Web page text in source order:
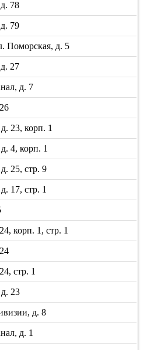
78
79
Поморская, д. 5
27
д. 7
23, корп. 1
4, корп. 1
25, стр. 9
17, стр. 1
корп. 1, стр. 1
стр. 1
23
д. 8
д. 1